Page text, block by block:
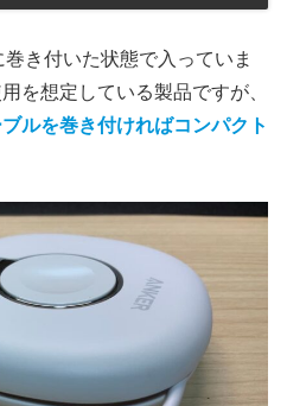
き付いた状態で入っていま
を想定している製品ですが、
ルを巻き付ければコンパクト